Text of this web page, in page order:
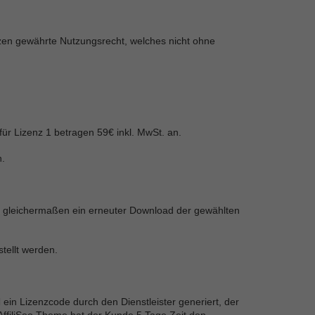
gewährte Nutzungsrecht, welches nicht ohne
Lizenz 1 betragen 59€ inkl. MwSt. an.
ein erneuter Download der gewählten
werden.
Lizenzcode durch den Dienstleister generiert, der